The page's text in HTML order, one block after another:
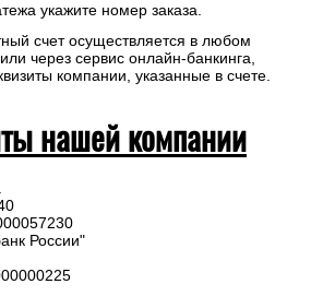
укажите номер заказа.
счет осуществляется в любом
через сервис онлайн-банкинга,
компании, указанные в счете.
нашей компании
России"